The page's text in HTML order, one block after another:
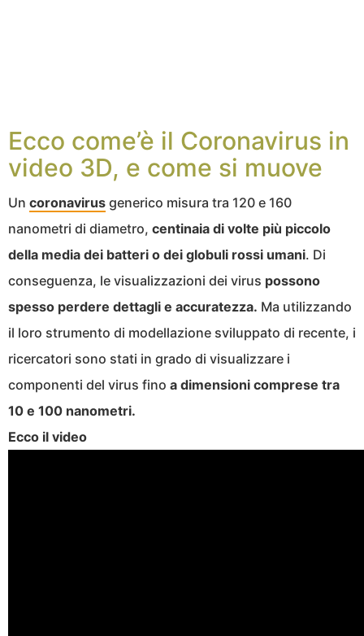
Ecco come’è il Coronavirus in
video 3D, e come si muove
Un coronavirus generico misura tra 120 e 160
nanometri di diametro, centinaia di volte più piccolo
della media dei batteri o dei globuli rossi umani. Di
conseguenza, le visualizzazioni dei virus possono
spesso perdere dettagli e accuratezza. Ma utilizzando
il loro strumento di modellazione sviluppato di recente, i
ricercatori sono stati in grado di visualizzare i
componenti del virus fino a dimensioni comprese tra
10 e 100 nanometri.
Ecco il video